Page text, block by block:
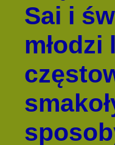
Sai i